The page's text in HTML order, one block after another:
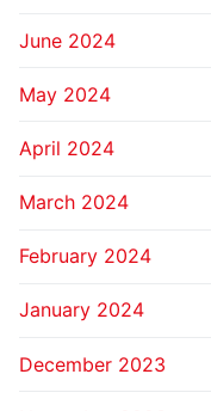
June 2024
May 2024
April 2024
March 2024
February 2024
January 2024
December 2023